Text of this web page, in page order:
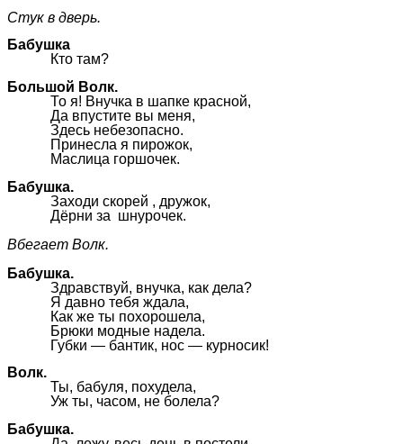
Стук в дверь.
Бабушка
Кто там?
Большой Волк.
То я! Внучка в шапке красной,
Да впустите вы меня,
Здесь небезопасно.
Принесла я пирожок,
Маслица горшочек.
Бабушка.
Заходи скорей , дружок,
Дёрни за шнурочек.
Вбегает Волк.
Бабушка.
Здравствуй, внучка, как дела?
Я давно тебя ждала,
Как же ты похорошела,
Брюки модные надела.
Губки — бантик, нос — курносик!
Волк.
Ты, бабуля, похудела,
Уж ты, часом, не болела?
Бабушка.